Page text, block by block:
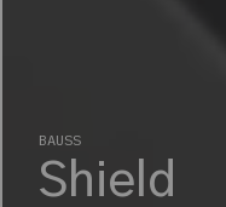
BAUSS
Shield